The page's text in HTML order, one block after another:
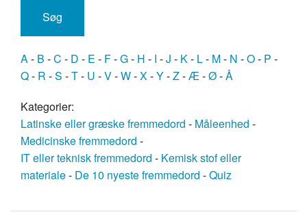
A- B -C - D - E - F-G- H - I -J - K- L- M- N -O- P -
Q- R -S -T- U -V-W-X-Y-Z-Æ-Ø-Å
Kategorier:
Latinske eller græske fremmedord - Måleenhed -
Medicinske fremmedord -
IT eller teknisk fremmedord - Kemisk stof eller
materiale- De 10 nyeste fremmedord -Quiz